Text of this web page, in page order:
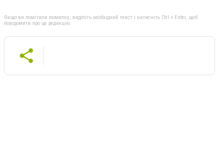
Якщо ви помітили помилку, виділіть необхідний текст і натисніть Ctrl + Enter, щоб
повідомити про це редакцію